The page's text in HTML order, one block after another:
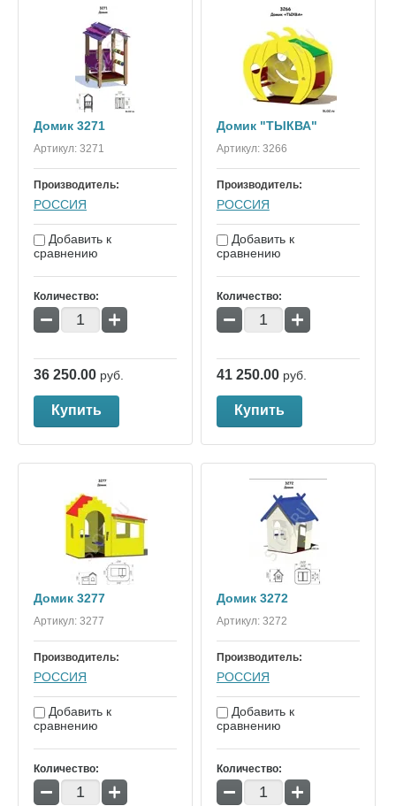
Домик 3271
Артикул: 3271
Производитель:
РОССИЯ
Добавить к
сравнению
Количество:
− +
36 250.00 руб.
Купить
Домик "ТЫКВА"
Артикул:3266
Производитель:
РОССИЯ
Добавить к
сравнению
Количество:
− +
41 250.00 руб.
Купить
Домик 3277
Артикул: 3277
Производитель:
РОССИЯ
Добавить к
сравнению
Количество:
− +
Домик 3272
Артикул:3272
Производитель:
РОССИЯ
Добавить к
сравнению
Количество:
− +